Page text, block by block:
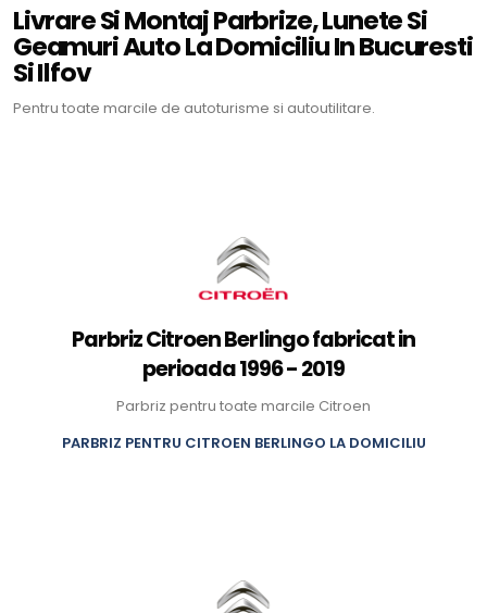
Livrare Si Montaj Parbrize, Lunete Si
Geamuri Auto La Domiciliu In Bucuresti
Si Ilfov
Pentru toate marcile de autoturisme si autoutilitare.
Parbriz Citroen Berlingo fabricat in
perioada 1996 - 2019
Parbriz pentru toate marcile Citroen
PARBRIZ PENTRU CITROEN BERLINGO LA DOMICILIU